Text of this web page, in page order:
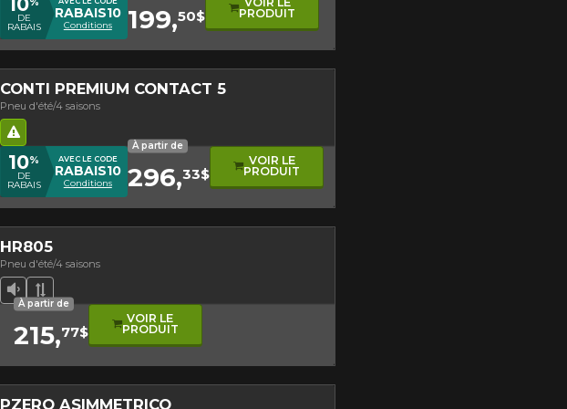
DE
RABAIS
RABAIS10
Conditions 199,50$
PRODUIT
CONTI PREMIUM CONTACT 5
Pneu d'été/4 saisons
Hasard routier
10%
DE
RABAIS
AVEC LE CODE
RABAIS10
Conditions
À partir de
296,33$
VOIR LE
PRODUIT
HR805
Pneu d'été/4 saisons
Faible niveau sonore
Bande de roulement asymétrique
À partir de
215,77$
VOIR LE
PRODUIT
PZERO ASIMMETRICO